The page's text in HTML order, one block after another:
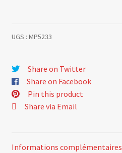
vent
Type
1800
UGS : MP5233
Share on Twitter
Share on Facebook
Pin this product
Share via Email
Informations complémentaires